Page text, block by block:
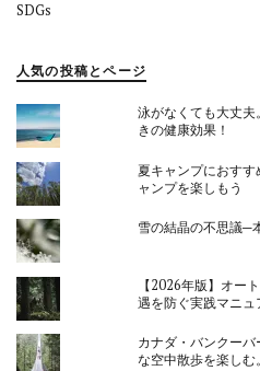
SDGs
人気の投稿とページ
泳がなくても大丈
きの健康効果！
夏キャンプにおす
ャンプを楽しもう
雪の結晶の不思議─
【2026年版】オー
遇を防ぐ実践マニュ
カナダ・バンクー
な空中散歩を楽しむ